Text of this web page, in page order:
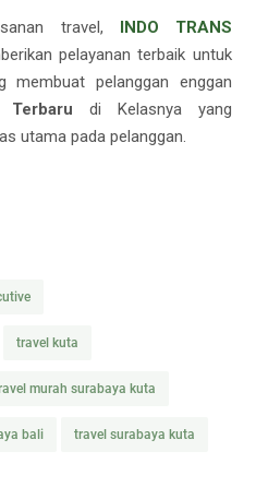
travel, INDO TRANS
pelayanan terbaik untuk
membuat pelanggan enggan
Terbaru di Kelasnya yang
utama pada pelanggan.
travel kuta
murah surabaya kuta
bali travel surabaya kuta